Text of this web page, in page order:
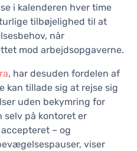
i kalenderen hver time
tilbøjelighed til at
når
mod arbejdsopgaverne.
, har desuden fordelen af
kan tillade sig at rejse sig
uden bekymring for
selv på kontoret er
– og
viser